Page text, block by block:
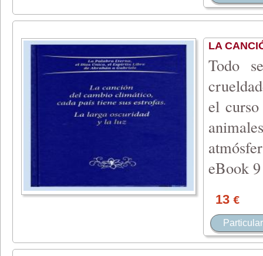
LA
Todo
el
eBook
13 €
Particular